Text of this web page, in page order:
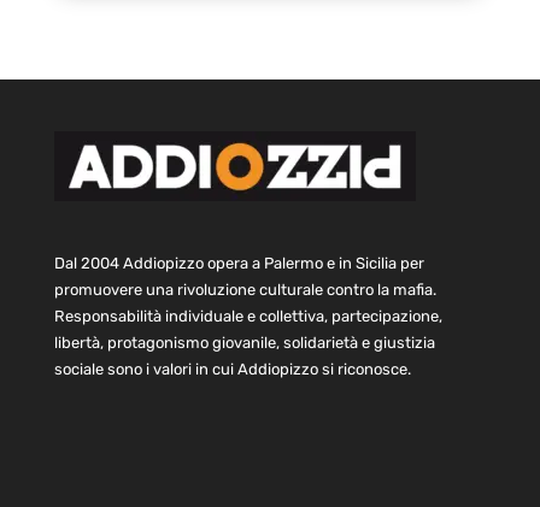
Dal 2004 Addiopizzo opera a Palermo e in Sicilia per
promuovere una rivoluzione culturale contro la mafia.
Responsabilità individuale e collettiva, partecipazione,
libertà, protagonismo giovanile, solidarietà e giustizia
sociale sono i valori in cui Addiopizzo si riconosce.